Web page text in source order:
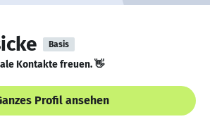
Basis
Kontakte freuen. 👋
Profil ansehen